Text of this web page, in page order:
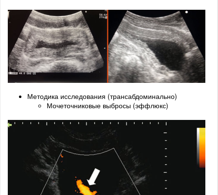
Методика исследования (трансабдоминально)
Мочеточниковые выбросы (эффлюкс)